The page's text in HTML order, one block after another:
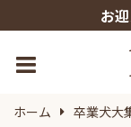
お
ホーム 卒業犬大